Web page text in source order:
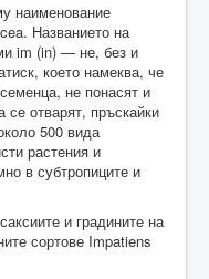
наименование
Названието на
im (in) — не, без и
което намеква, че
не понасят и
се отварят, пръскайки
500 вида
растения и
в субтропиците и
и градините на
сортове Impatiens